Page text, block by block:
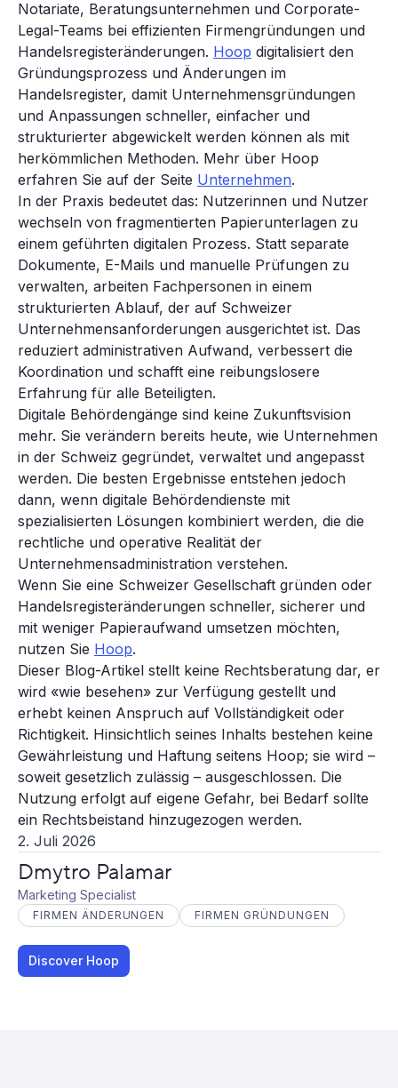
2. Juli 2026
Dmytro Palamar
Marketing Specialist
FIRMEN ÄNDERUNGEN FIRMEN GRÜNDUNGEN
Discover Hoop
Notariate, Beratungsunternehmen und Corporate-
Legal-Teams bei effizienten Firmengründungen und
Handelsregisteränderungen. Hoop digitalisiert den
Gründungsprozess und Änderungen im
Handelsregister, damit Unternehmensgründungen
und Anpassungen schneller, einfacher und
strukturierter abgewickelt werden können als mit
herkömmlichen Methoden. Mehr über Hoop
erfahren Sie auf der Seite Unternehmen.
In der Praxis bedeutet das: Nutzerinnen und Nutzer
wechseln von fragmentierten Papierunterlagen zu
einem geführten digitalen Prozess. Statt separate
Dokumente, E-Mails und manuelle Prüfungen zu
verwalten, arbeiten Fachpersonen in einem
strukturierten Ablauf, der auf Schweizer
Unternehmensanforderungen ausgerichtet ist. Das
reduziert administrativen Aufwand, verbessert die
Koordination und schafft eine reibungslosere
Erfahrung für alle Beteiligten.
Digitale Behördengänge sind keine Zukunftsvision
mehr. Sie verändern bereits heute, wie Unternehmen
in der Schweiz gegründet, verwaltet und angepasst
werden. Die besten Ergebnisse entstehen jedoch
dann, wenn digitale Behördendienste mit
spezialisierten Lösungen kombiniert werden, die die
rechtliche und operative Realität der
Unternehmensadministration verstehen.
Wenn Sie eine Schweizer Gesellschaft gründen oder
Handelsregisteränderungen schneller, sicherer und
mit weniger Papieraufwand umsetzen möchten,
nutzen Sie Hoop.
Dieser Blog-Artikel stellt keine Rechtsberatung dar, er
wird «wie besehen» zur Verfügung gestellt und
erhebt keinen Anspruch auf Vollständigkeit oder
Richtigkeit. Hinsichtlich seines Inhalts bestehen keine
Gewährleistung und Haftung seitens Hoop; sie wird –
soweit gesetzlich zulässig – ausgeschlossen. Die
Nutzung erfolgt auf eigene Gefahr, bei Bedarf sollte
ein Rechtsbeistand hinzugezogen werden.